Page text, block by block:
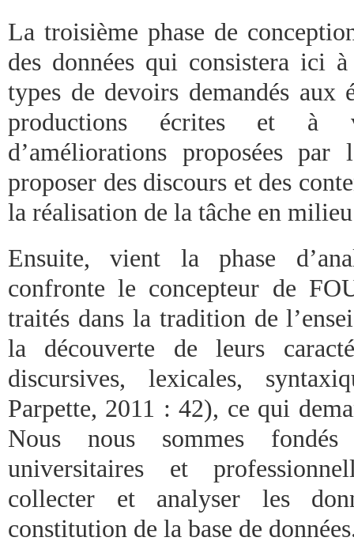
La troisième phase de
des données qui consistera ici
types de devoirs demandés aux
productions écrites et à
d’améliorations proposées
proposer des discours et des
la réalisation de la tâche en
Ensuite, vient la phase
confronte le concepteur de
traités dans la tradition de
la découverte de leurs
discursives, lexicales,
Parpette, 2011 : 42), ce qui
Nous nous sommes
universitaires et
collecter et analyser les
constitution de la base de